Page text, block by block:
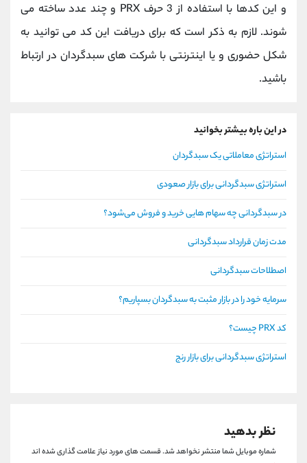
و این کدها با استفاده از 3 حرف PRX و چند عدد ساخته می
شوند. لازم به ذکر است که برای دریافت این کد می توانید به
شکل حضوری و یا اینترنتی با شرکت های سبدگردان در ارتباط
باشید.
در این باره بیشتر بخوانید
استراتژی معاملاتی یک سبدگردان
استراتژی سبدگردانی برای بازار صعودی
در سبدگردانی چه سهام هايی خريد و فروش می‌شود؟
مدت زمان قرارداد سبدگردانی
اصطلاحات سبدگردانی
سرمایه خود را در بازار مثبت به سبدگردان بسپاریم؟
کد PRX چیست؟
استراتژی سبدگردانی برای بازار رنج
نظر بدهید
شماره موبایل شما منتشر نخواهد شد.قسمت های مورد نیاز علامت گذاری شده اند